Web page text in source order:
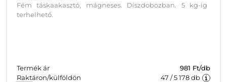
Fém táskaakasztó, mágneses. Díszdobozban. 5 kg-ig
terhelhető.
Termék ár
981 Ft/db
Raktáron/külföldön
47 /5 178db